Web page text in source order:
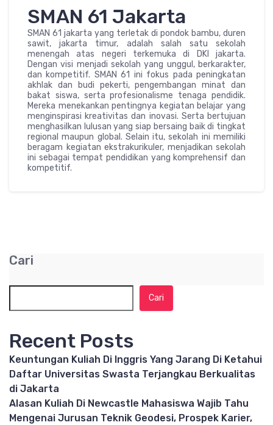
SMAN 61 Jakarta
SMAN 61 jakarta yang terletak di pondok bambu, duren
sawit, jakarta timur, adalah salah satu sekolah
menengah atas negeri terkemuka di DKI jakarta.
Dengan visi menjadi sekolah yang unggul, berkarakter,
dan kompetitif. SMAN 61 ini fokus pada peningkatan
akhlak dan budi pekerti, pengembangan minat dan
bakat siswa, serta profesionalisme tenaga pendidik.
Mereka menekankan pentingnya kegiatan belajar yang
menginspirasi kreativitas dan inovasi. Serta bertujuan
menghasilkan lulusan yang siap bersaing baik di tingkat
regional maupun global. Selain itu, sekolah ini memiliki
beragam kegiatan ekstrakurikuler, menjadikan sekolah
ini sebagai tempat pendidikan yang komprehensif dan
kompetitif.
Cari
Cari
Recent Posts
Keuntungan Kuliah Di Inggris Yang Jarang Di Ketahui
Daftar Universitas Swasta Terjangkau Berkualitas
di Jakarta
Alasan Kuliah Di Newcastle Mahasiswa Wajib Tahu
Mengenai Jurusan Teknik Geodesi, Prospek Karier,